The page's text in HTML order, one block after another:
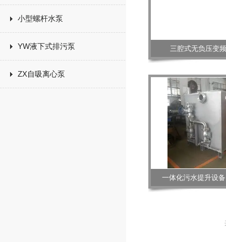
小型螺杆水泵
YW液下式排污泵
ZX自吸离心泵
三腔式无负压变
一体化污水提升设